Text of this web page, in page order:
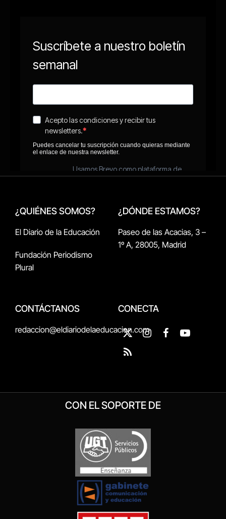
¿QUIÉNES SOMOS?
El Diario de la Educación
Fundación Periodismo
Plural
¿DÓNDE ESTAMOS?
Paseo de las Acacias, 3 –
1º A, 28005, Madrid
CONTÁCTANOS
redaccion@eldiariodelaeducacion.com
CONECTA
X
(Twitter)
InstagramFacebookYouTube
RSS
CON EL SOPORTE DE